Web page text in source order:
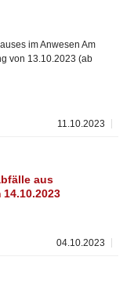
im Anwesen Am
von 13.10.2023 (ab
11.10.2023
aus
04.10.2023